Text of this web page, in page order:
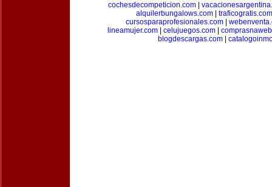
cochesdecompeticion.com
alquilerbungalows.com| traficogratis.com
cursosparaprofesionales.com|
lineamujer.com| celujuegos.com|
blogdescargas.com|